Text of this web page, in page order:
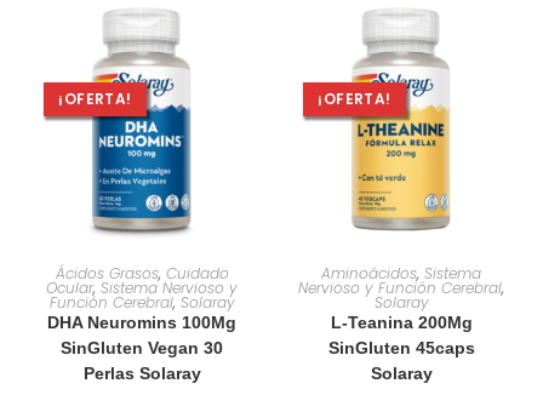
¡OFERTA!
AÑADIR AL CARRITO
Ácidos Grasos, Cuidado
Ocular, Sistema Nervioso y
Función Cerebral, Solaray
DHA Neuromins 100Mg
SinGluten Vegan 30
Perlas Solaray
¡OFERTA!
AÑADIR AL CARRITO
Aminoácidos, Sistema
Nervioso y Función Cerebral,
Solaray
L-Teanina 200Mg
SinGluten 45caps
Solaray